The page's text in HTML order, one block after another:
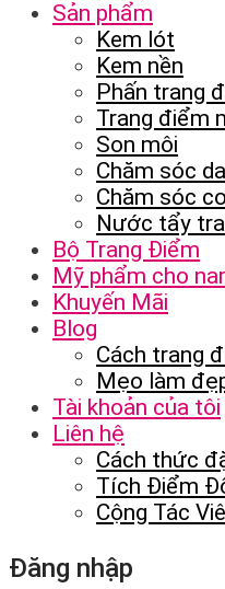
Sản phẩm
Kem lót
Kem nền
Phấn trang
Trang điểm
Son môi
Chăm sóc da
Chăm sóc
Nước tẩy
Bộ Trang Điểm
Mỹ phẩm cho
Khuyến Mãi
Blog
Cách trang
Mẹo làm
Tài khoản của tôi
Liên hệ
Cách thức
Tích Điểm
Cộng Tác
Đăng nhập